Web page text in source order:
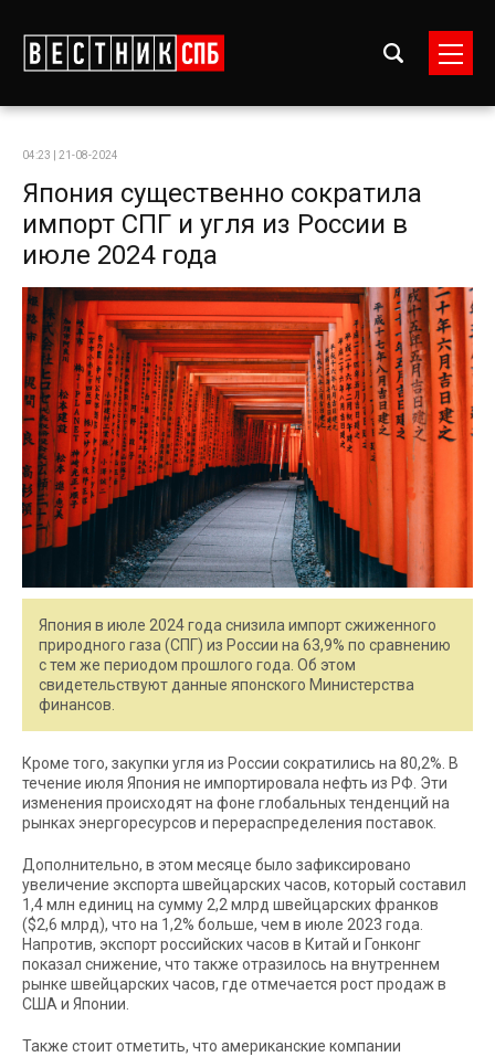
04:23 | 21-08-2024
Япония существенно сократила
импорт СПГ и угля из России в
июле 2024 года
Япония в июле 2024 года снизила импорт сжиженного
природного газа (СПГ) из России на 63,9% по сравнению
с тем же периодом прошлого года. Об этом
свидетельствуют данные японского Министерства
финансов.
Кроме того, закупки угля из России сократились на 80,2%. В
течение июля Япония не импортировала нефть из РФ. Эти
изменения происходят на фоне глобальных тенденций на
рынках энергоресурсов и перераспределения поставок.
Дополнительно, в этом месяце было зафиксировано
увеличение экспорта швейцарских часов, который составил
1,4 млн единиц на сумму 2,2 млрд швейцарских франков
($2,6 млрд), что на 1,2% больше, чем в июле 2023 года.
Напротив, экспорт российских часов в Китай и Гонконг
показал снижение, что также отразилось на внутреннем
рынке швейцарских часов, где отмечается рост продаж в
США и Японии.
Также стоит отметить, что американские компании